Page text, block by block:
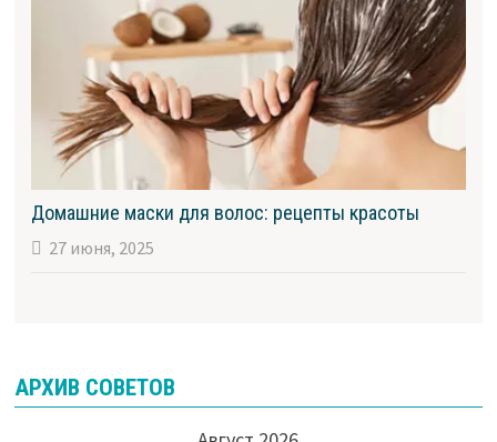
Домашние маски для волос: рецепты красоты
27 июня, 2025
АРХИВ СОВЕТОВ